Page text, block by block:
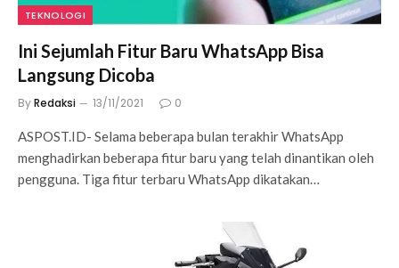
TEKNOLOGI
Ini Sejumlah Fitur Baru WhatsApp Bisa
Langsung Dicoba
ByRedaksi 13/11/2021 0
ASPOST.ID- Selama beberapa bulan terakhir WhatsApp
menghadirkan beberapa fitur baru yang telah dinantikan oleh
pengguna. Tiga fitur terbaru WhatsApp dikatakan…